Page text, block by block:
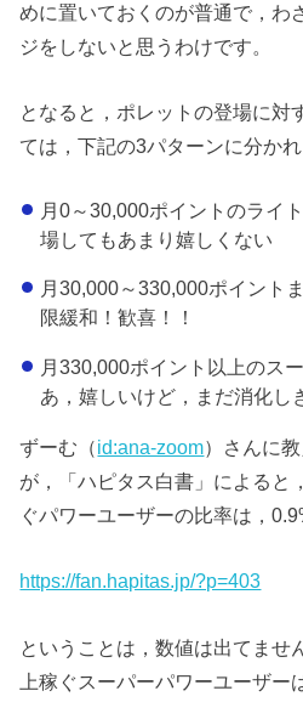
めに置いておくのが普通で，わ
ジをしないと思うわけです。
となると，ポレットの登場に対
ては，下記の3パターンに分かれ
月0～30,000ポイントのライ
場してもあまり嬉しくない
月30,000～330,000ポイント
限緩和！歓喜！！
月330,000ポイント以上のス
あ，嬉しいけど，まだ消化し
ずーむ（id:ana-zoom）さんに
が，「ハピタス白書」によると
ぐパワーユーザーの比率は，
https://fan.hapitas.jp/?p=403
ということは，数値は出てませ
上稼ぐスーパーパワーユーザ